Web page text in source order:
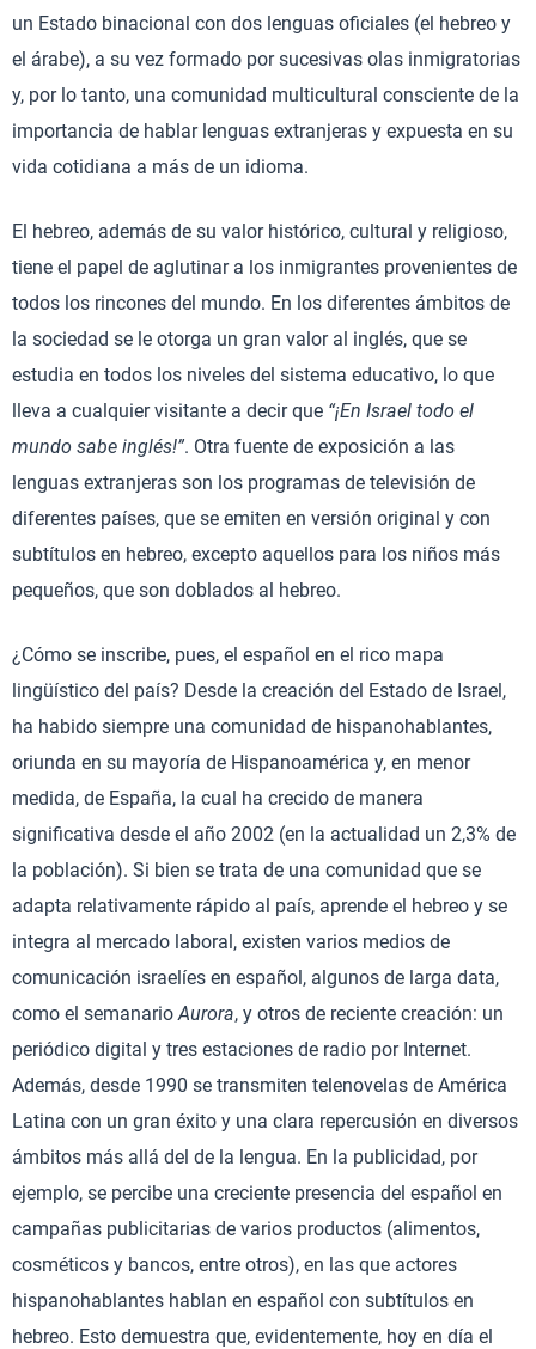
un Estado binacional con dos lenguas oficiales (el hebreo y
el árabe), a su vez formado por sucesivas olas inmigratorias
y, por lo tanto, una comunidad multicultural consciente de la
importancia de hablar lenguas extranjeras y expuesta en su
vida cotidiana a más de un idioma.
El hebreo, además de su valor histórico, cultural y religioso,
tiene el papel de aglutinar a los inmigrantes provenientes de
todos los rincones del mundo. En los diferentes ámbitos de
la sociedad se le otorga un gran valor al inglés, que se
estudia en todos los niveles del sistema educativo, lo que
lleva a cualquier visitante a decir que “¡En Israel todo el
mundo sabe inglés!”. Otra fuente de exposición a las
lenguas extranjeras son los programas de televisión de
diferentes países, que se emiten en versión original y con
subtítulos en hebreo, excepto aquellos para los niños más
pequeños, que son doblados al hebreo.
¿Cómo se inscribe, pues, el español en el rico mapa
lingüístico del país? Desde la creación del Estado de Israel,
ha habido siempre una comunidad de hispanohablantes,
oriunda en su mayoría de Hispanoamérica y, en menor
medida, de España, la cual ha crecido de manera
significativa desde el año 2002 (en la actualidad un 2,3% de
la población). Si bien se trata de una comunidad que se
adapta relativamente rápido al país, aprende el hebreo y se
integra al mercado laboral, existen varios medios de
comunicación israelíes en español, algunos de larga data,
como el semanarioAurora, y otros de reciente creación: un
periódico digital y tres estaciones de radio por Internet.
Además, desde 1990 se transmiten telenovelas de América
Latina con un gran éxito y una clara repercusión en diversos
ámbitos más allá del de la lengua. En la publicidad, por
ejemplo, se percibe una creciente presencia del español en
campañas publicitarias de varios productos (alimentos,
cosméticos y bancos, entre otros), en las que actores
hispanohablantes hablan en español con subtítulos en
hebreo. Esto demuestra que, evidentemente, hoy en día el